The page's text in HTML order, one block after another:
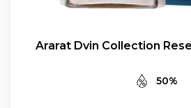
Ararat Dvin Collection
50%